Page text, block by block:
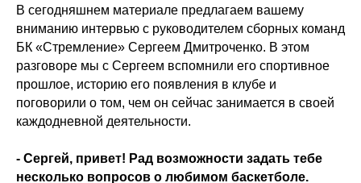
В сегодняшнем материале предлагаем вашему
вниманию интервью с руководителем сборных команд
БК «Стремление» Сергеем Дмитроченко. В этом
разговоре мы с Сергеем вспомнили его спортивное
прошлое, историю его появления в клубе и
поговорили о том, чем он сейчас занимается в своей
каждодневной деятельности.
- Сергей, привет! Рад возможности задать тебе
несколько вопросов о любимом баскетболе.